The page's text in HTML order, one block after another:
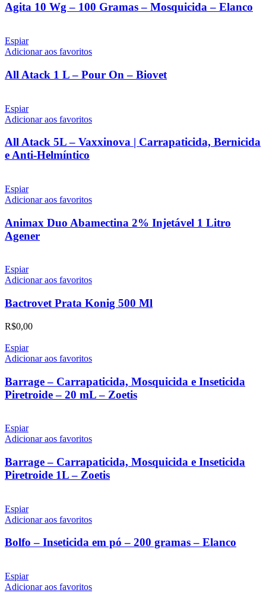
Agita 10 Wg – 100 Gramas – Mosquicida – Elanco
Espiar
Adicionar aos favoritos
All Atack 1 L – Pour On – Biovet
Espiar
Adicionar aos favoritos
All Atack 5L – Vaxxinova | Carrapaticida, Bernicida
e Anti-Helmíntico
Espiar
Adicionar aos favoritos
Animax Duo Abamectina 2% Injetável 1 Litro
Agener
Espiar
Adicionar aos favoritos
Bactrovet Prata Konig 500 Ml
R$0,00
Espiar
Adicionar aos favoritos
Barrage – Carrapaticida, Mosquicida e Inseticida
Piretroide – 20 mL – Zoetis
Espiar
Adicionar aos favoritos
Barrage – Carrapaticida, Mosquicida e Inseticida
Piretroide 1L – Zoetis
Espiar
Adicionar aos favoritos
Bolfo – Inseticida em pó – 200 gramas – Elanco
Espiar
Adicionar aos favoritos